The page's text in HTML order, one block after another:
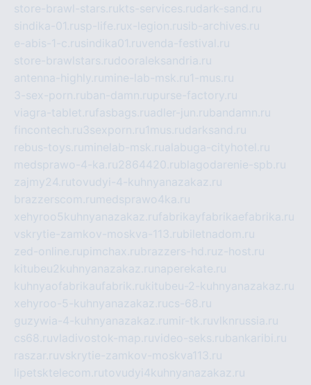
store-brawl-stars.rukts-services.rudark-sand.ru
sindika-01.rusp-life.rux-legion.rusib-archives.ru
e-abis-1-c.rusindika01.ruvenda-festival.ru
store-brawlstars.rudooraleksandria.ru
antenna-highly.ru mine-lab-msk.ru1-mus.ru
3-sex-porn.ruban-damn.rupurse-factory.ru
viagra-tablet.rufasbags.ruadler-jun.rubandamn.ru
fincontech.ru3sexporn.ru1mus.rudarksand.ru
rebus-toys.ru minelab-msk.rualabuga-cityhotel.ru
medsprawo-4-ka.ru2864420.rublagodarenie-spb.ru
zajmy24.rutovudyi-4-kuhnyanazakaz.ru
brazzerscom.ru medsprawo4ka.ru
xehyroo5kuhnyanazakaz.rufabrikayfabrikaefabrika.ru
vskrytie-zamkov-moskva-113.rubiletnadom.ru
zed-online.rupimchax.rubrazzers-hd.ruz-host.ru
kitubeu2kuhnyanazakaz.ru naperekate.ru
kuhnyaofabrikaufabrik.rukitubeu-2-kuhnyanazakaz.ru
xehyroo-5-kuhnyanazakaz.rucs-68.ru
guzywia-4-kuhnyanazakaz.ru mir-tk.ruvlknrussia.ru
cs68.ruvladivostok-map.ruvideo-seks.rubankaribi.ru
raszar.ruvskrytie-zamkov-moskva113.ru
lipetsktelecom.rutovudyi4kuhnyanazakaz.ru